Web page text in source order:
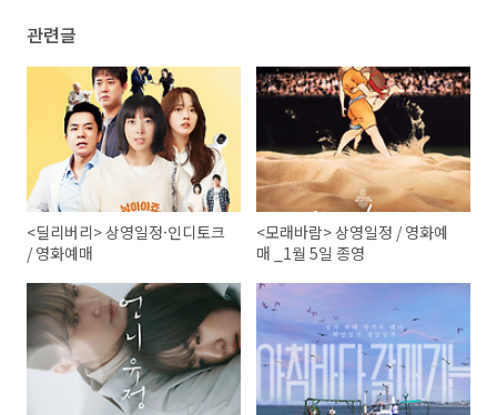
관련글
<딜리버리> 상영일정·인디토크
/ 영화예매
<모래바람> 상영일정 / 영화예
매 _1월 5일 종영